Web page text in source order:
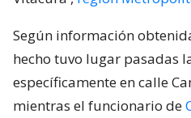
Según información
hecho tuvo lugar pasadas
específicamente en calle
mientras el funcionario de